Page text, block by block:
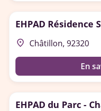
EHPAD
place Châtillon, 92320
En
EHPAD du Parc -